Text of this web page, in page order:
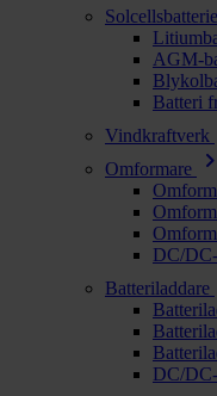
AGM-
Batteri
Vindkraftverk
Omformare chevron_right
DC/
Batteriladdare
DC/